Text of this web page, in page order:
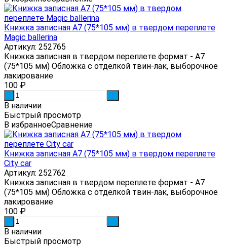
Книжка записная А7 (75*105 мм) в твердом переплете
Magic ballerina
Артикул: 252765
Книжка записная в твердом переплете формат - А7
(75*105 мм) Обложка с отделкой твин-лак, выборочное
лакирование
100 ₽
В наличии
Быстрый просмотр
В избранноеСравнение
Книжка записная А7 (75*105 мм) в твердом переплете
City car
Артикул: 252762
Книжка записная в твердом переплете формат - А7
(75*105 мм) Обложка с отделкой твин-лак, выборочное
лакирование
100 ₽
В наличии
Быстрый просмотр